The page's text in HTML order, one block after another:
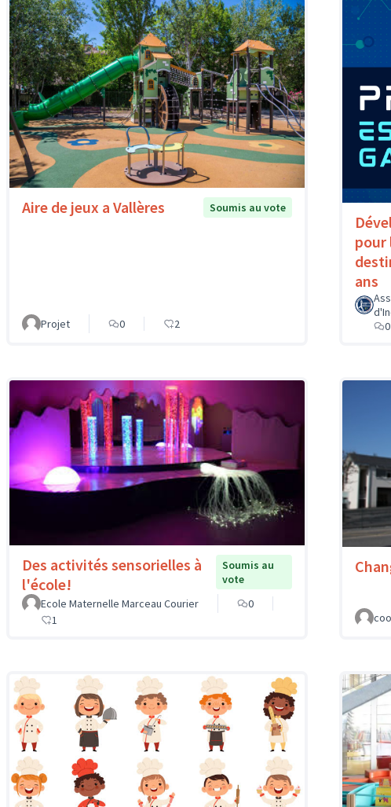
Aire de jeux a Vallères Soumis au vote
Projet 0 2
pour
ans
0
Des activités sensorielles à
l'école!
Soumis au
vote
Ecole Maternelle Marceau Courier
0
1